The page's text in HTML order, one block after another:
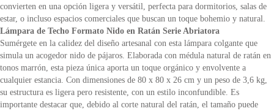
convierten en una opción ligera y versátil, perfecta para dormitorios, salas de
estar, o incluso espacios comerciales que buscan un toque bohemio y natural.
Lámpara de Techo Formato Nido en Ratán Serie Abriatora
Sumérgete en la calidez del diseño artesanal con esta lámpara colgante que
simula un acogedor nido de pájaros. Elaborada con médula natural de ratán en
tonos marrón, esta pieza única aporta un toque orgánico y envolvente a
cualquier estancia. Con dimensiones de 80 x 80 x 26 cm y un peso de 3,6 kg,
su estructura es ligera pero resistente, con un estilo inconfundible. Es
importante destacar que, debido al corte natural del ratán, el tamaño puede